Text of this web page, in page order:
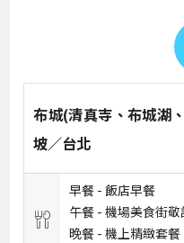
布城(清真寺、布城湖
坡／台北
早餐 -飯店早餐
午餐 -機場美食街敬
晚餐 -機上精緻套餐